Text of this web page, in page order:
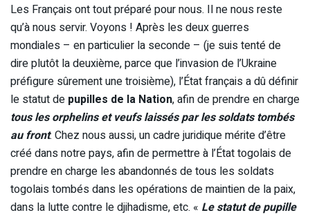
Les Français ont tout préparé pour nous. Il ne nous reste
qu’à nous servir. Voyons ! Après les deux guerres
mondiales – en particulier la seconde – (je suis tenté de
dire plutôt la deuxième, parce que l’invasion de l’Ukraine
préfigure sûrement une troisième), l’État français a dû définir
le statut de pupilles de la Nation, afin de prendre en charge
tous les orphelins et veufs laissés par les soldats tombés
au front. Chez nous aussi, un cadre juridique mérite d’être
créé dans notre pays, afin de permettre à l’État togolais de
prendre en charge les abandonnés de tous les soldats
togolais tombés dans les opérations de maintien de la paix,
dans la lutte contre le djihadisme, etc. « Le statut de pupille